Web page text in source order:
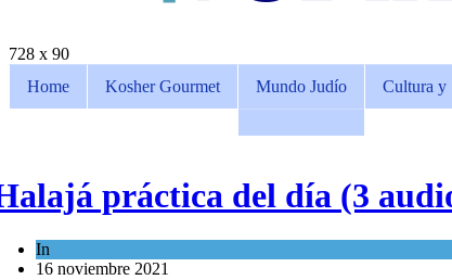
728 x 90
Home
Kosher Gourmet Mundo Judío Cultura y
práctica del día (3
In
16 noviembre 2021